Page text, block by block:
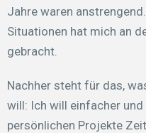
Jahre waren
Situationen hat mich an
gebracht.
Nachher steht für das,
will: Ich will einfacher
persönlichen Projekte